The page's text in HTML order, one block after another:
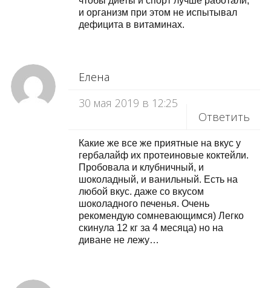
и организм при этом не испытывал
дефицита в витаминах.
Елена
30 мая 2019 в 12:25
Ответить
Какие же все же приятные на вкус у
гербалайф их протеиновые коктейли.
Пробовала и клубничный, и
шоколадный, и ванильный. Есть на
любой вкус. даже со вкусом
шоколадного печенья. Очень
рекомендую сомневающимся) Легко
скинула 12 кг за 4 месяца) но на
диване не лежу…